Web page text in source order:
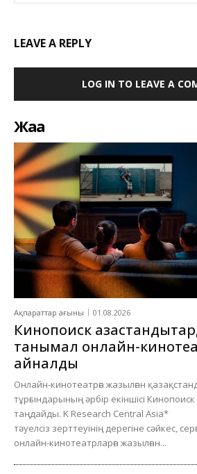
LEAVE A REPLY
LOG IN TO LEAVE A
Жаңа
Ақпараттар ағыны 01.08.2026
Кинопоиск
танымал онлайн-
айналды
Онлайн-кинотеатрға жазылған
тұрғындарының әрбір екіншісі
таңдайды. K Research Central Asia*
тәуелсіз зерттеуінің дерегіне сәйкес,
онлайн-кинотеатрларға жазылған...